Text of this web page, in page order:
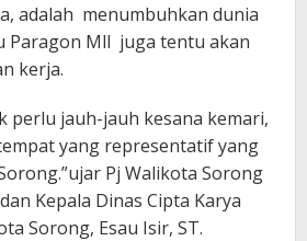
adalah menumbuhkan dunia
Paragon Mll juga tentu akan
kerja.
perlu jauh-jauh kesana kemari,
yang representatif yang
Pj Walikota Sorong
Kepala Dinas Cipta Karya
Sorong, Esau Isir, ST.